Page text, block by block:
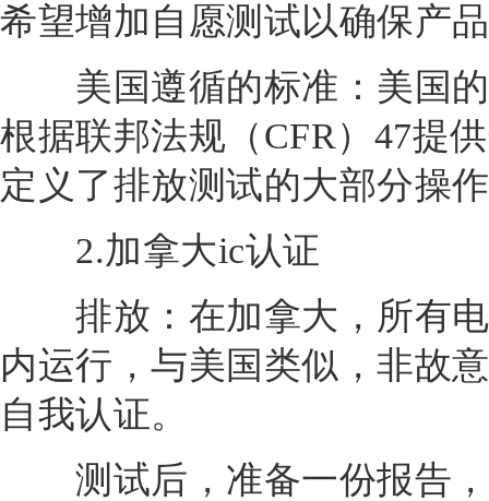
希望增加自愿测试以确保产
美国遵循的标准：美国的
根据联邦法规（CFR）47提
定义了排放测试的大部分操
2.加拿大ic认证
排放：在加拿大，所有电
内运行，与美国类似，非故
自我认证。
测试后，准备一份报告，